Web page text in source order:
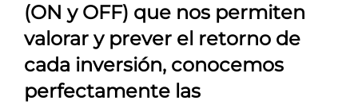
(ON y OFF) que nos permiten
valorar y prever el retorno de
cada inversión, conocemos
perfectamente las